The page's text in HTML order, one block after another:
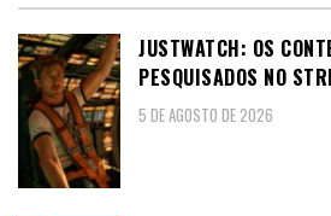
JUSTWATCH: OS
PESQUISADOS NO
5 DE AGOSTO DE 2026